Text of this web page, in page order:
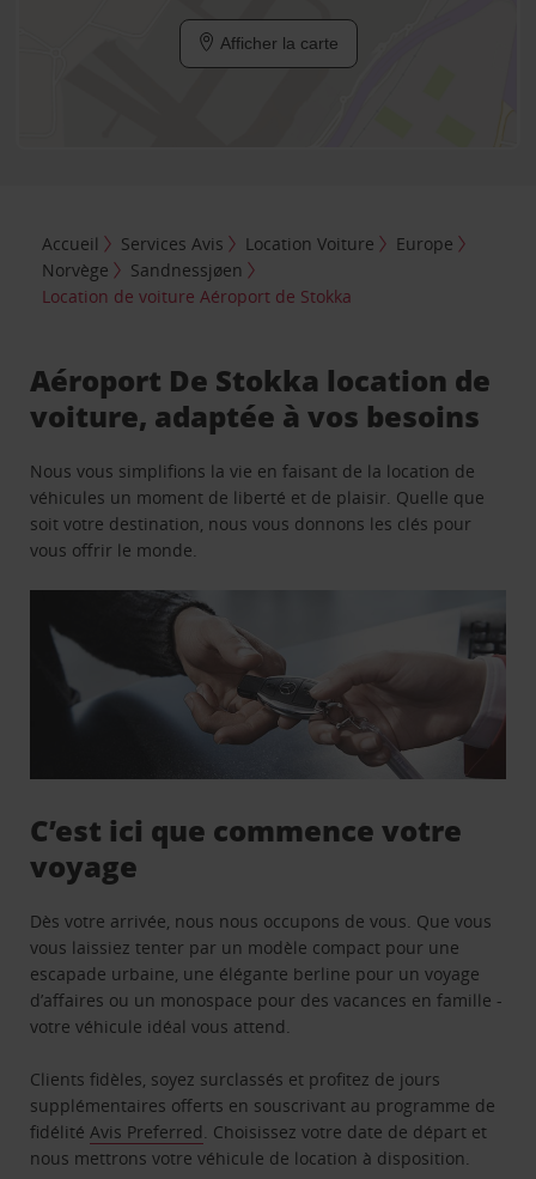
Afficher la carte
Accueil Services Avis Location Voiture
Europe
Norvège
Sandnessjøen
Location de voiture Aéroport de Stokka
Aéroport De Stokka location de
voiture, adaptée à vos besoins
Nous vous simplifions la vie en faisant de la location de
véhicules un moment de liberté et de plaisir. Quelle que
soit votre destination, nous vous donnons les clés pour
vous offrir le monde.
C’est ici que commence votre
voyage
Dès votre arrivée, nous nous occupons de vous. Que vous
vous laissiez tenter par un modèle compact pour une
escapade urbaine, une élégante berline pour un voyage
d’affaires ou un monospace pour des vacances en famille -
votre véhicule idéal vous attend.
Clients fidèles, soyez surclassés et profitez de jours
supplémentaires offerts en souscrivant au programme de
fidélitéAvis Preferred. Choisissez votre date de départ et
nous mettrons votre véhicule de location à disposition.